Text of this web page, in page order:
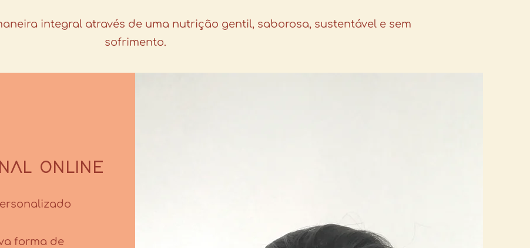
integral através de uma nutrição gentil, saborosa, sustentável e sem
sofrimento.
ONLINE
forma de